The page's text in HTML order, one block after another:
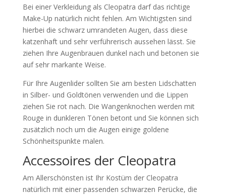
Bei einer Verkleidung als Cleopatra darf das richtige
Make-Up natürlich nicht fehlen. Am Wichtigsten sind
hierbei die schwarz umrandeten Augen, dass diese
katzenhaft und sehr verführerisch aussehen lässt. Sie
ziehen Ihre Augenbrauen dunkel nach und betonen sie
auf sehr markante Weise.
Für Ihre Augenlider sollten Sie am besten Lidschatten
in Silber- und Goldtönen verwenden und die Lippen
ziehen Sie rot nach. Die Wangenknochen werden mit
Rouge in dunkleren Tönen betont und Sie können sich
zusätzlich noch um die Augen einige goldene
Schönheitspunkte malen.
Accessoires der Cleopatra
Am Allerschönsten ist Ihr Kostüm der Cleopatra
natürlich mit einer passenden schwarzen Perücke, die